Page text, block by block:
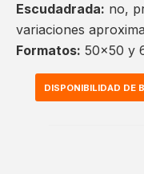
Escudadrada: no,
variaciones
Formatos: 50×50 y
DISPONIBILIDAD DE